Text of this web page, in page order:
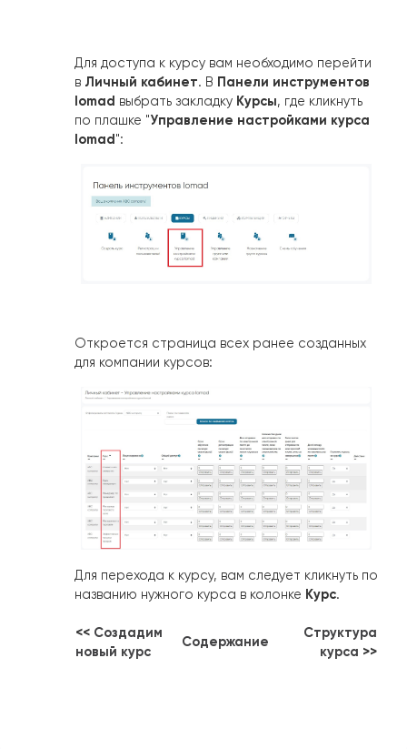
Для доступа к курсу вам необходимо перейти
в Личный кабинет. В Панели инструментов
Iomad выбрать закладку Курсы, где кликнуть
по плашке "Управление настройками курса
Iomad":
Откроется страница всех ранее созданных
для компании курсов:
Для перехода к курсу, вам следует кликнуть по
названию нужного курса в колонке Курс.
<< Создадим
новый курс
Содержание
Структура
курса >>